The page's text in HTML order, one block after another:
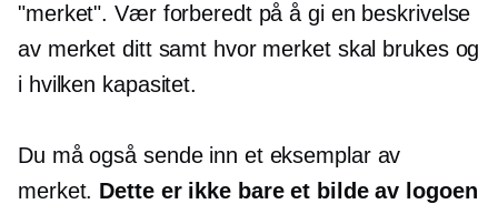
"merket". Vær forberedt på å gi en beskrivelse
av merket ditt samt hvor merket skal brukes og
i hvilken kapasitet.
Du må også sende inn et eksemplar av
merket. Dette er ikke bare et bilde av logoen